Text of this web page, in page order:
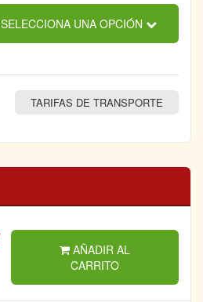
SELECCIONA UNA OPCIÓN
TARIFAS DE TRANSPORTE
AÑADIR AL
CARRITO